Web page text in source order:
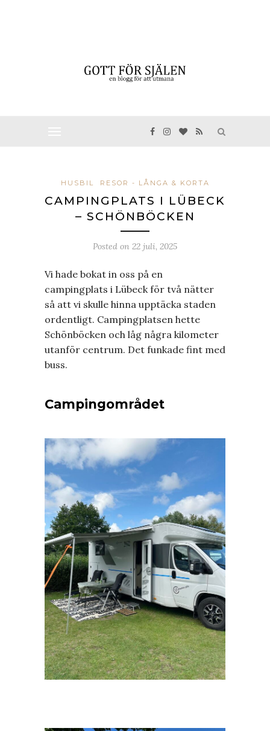
HUSBIL RESOR - LÅNGA & KORTA
CAMPINGPLATS I LÜBECK
– SCHÖNBÖCKEN
Posted on 22 juli, 2025
Vi hade bokat in oss på en
campingplats i Lübeck för två nätter
så att vi skulle hinna upptäcka staden
ordentligt. Campingplatsen hette
Schönböcken och låg några kilometer
utanför centrum. Det funkade fint med
buss.
Campingområdet